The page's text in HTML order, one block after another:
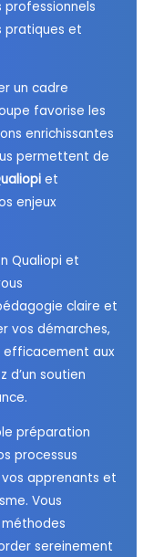
professionnels
pratiques et
un cadre
favorise les
enrichissantes
permettent de
et
enjeux
Qualiopi et
claire et
vos démarches,
efficacement aux
d’un soutien
préparation
processus
apprenants et
Vous
sereinement